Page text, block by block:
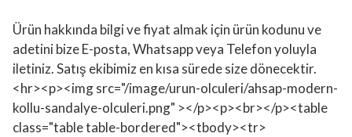
Ürün hakkında bilgi ve fiyat almak için ürün kodunu ve
adetini bize E-posta, Whatsapp veya Telefon yoluyla
iletiniz. Satış ekibimiz en kısa sürede size dönecektir.
<hr><p><img src="/image/urun-olculeri/ahsap-modern-
kollu-sandalye-olculeri.png" ></p><p><br></p><table
class="table table-bordered"><tbody><tr>